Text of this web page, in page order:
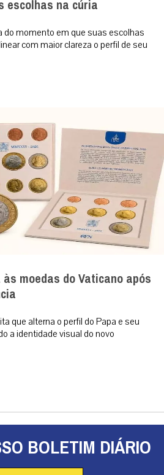
escolhas na cúria
do momento em que suas escolhas
com maior clareza o perfil de seu
moedas do Vaticano após
que alterna o perfil do Papa e seu
a identidade visual do novo
BOLETIM DIÁRIO